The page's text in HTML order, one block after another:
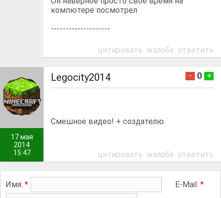
компютере посмотрел
--------------------
цитировать жалоба ответить
17 мая
2014
15:47
Legocity2014 - 0 +
Смешное видео! + создателю.
цитировать жалоба ответить
Имя: * E-Mail: *